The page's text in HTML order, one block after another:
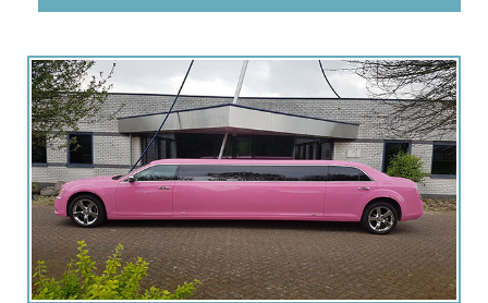
OFFERTE